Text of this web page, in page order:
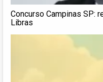
Concurso Campinas SP:
Libras